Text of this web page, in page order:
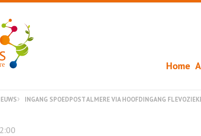
Home
INGANG SPOEDPOST ALMERE VIA HOOFDINGANG